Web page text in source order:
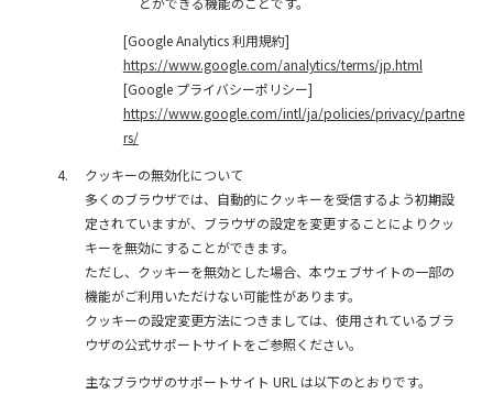
[Google Analytics 利用規約]
https://www.google.com/analytics/terms/jp.html
[Google プライバシーポリシー]
https://www.google.com/intl/ja/policies/privacy/partne
rs/
クッキーの無効化について
多くのブラウザでは、自動的にクッキーを受信するよう初期設
定されていますが、ブラウザの設定を変更することによりクッ
キーを無効にすることができます。
ただし、クッキーを無効とした場合、本ウェブサイトの一部の
機能がご利用いただけない可能性があります。
クッキーの設定変更方法につきましては、使用されているブラ
ウザの公式サポートサイトをご参照ください。
主なブラウザのサポートサイト URL は以下のとおりです。